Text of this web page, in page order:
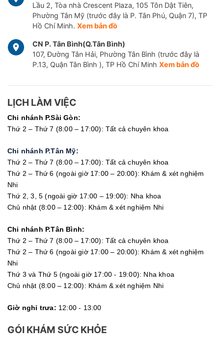
Lầu 2, Tòa nhà Crescent Plaza, 105 Tôn Dật Tiên,
Phường Tân Mỹ (trước đây là P. Tân Phú, Quận 7), TP
Hồ Chí Minh. Xem bản đồ
CN P. Tân Bình(Q.Tân Bình)
107, Đường Tân Hải, Phường Tân Bình (trước đây là
P.13, Quận Tân Bình ), TP Hồ Chí Minh Xem bản đồ
LỊCH LÀM VIỆC
Chi nhánh P.Sài Gòn:
Thứ 2 – Thứ 7 (8:00 – 17:00): Tất cả chuyên khoa
Chi nhánh P.Tân Mỹ:
Thứ 2 – Thứ 7 (8:00 – 17:00): Tất cả chuyên khoa
Thứ 2 – Thứ 6 (ngoài giờ 17:00 – 20:00): Khám & xét nghiệm
Nhi
Thứ 2, 3, 5 (ngoài giờ 17:00 – 19:00): Nha khoa
Chủ nhật (8:00 – 12:00): Khám & xét nghiệm Nhi
Chi nhánh P.Tân Bình:
Thứ 2 – Thứ 7 (8:00 – 17:00): Tất cả chuyên khoa
Thứ 2 – Thứ 6 (ngoài giờ 17:00 – 20:00): Khám & xét nghiệm
Nhi
Thứ 3 và Thứ 5 (ngoài giờ 17:00 - 19:00): Nha khoa
Chủ nhật (8:00 – 12:00): Khám & xét nghiệm Nhi
Giờ nghỉ trưa: 12:00 - 13:00
GÓI KHÁM SỨC KHỎE